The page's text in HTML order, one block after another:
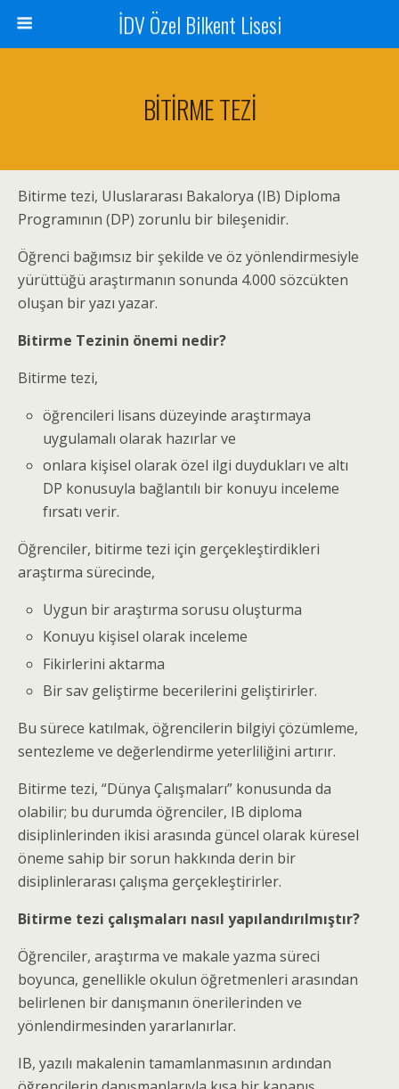
İDV Özel Bilkent Lisesi
BİTİRME TEZİ
Bitirme tezi, Uluslararası Bakalorya (IB) Diploma
Programının (DP) zorunlu bir bileşenidir.
Öğrenci bağımsız bir şekilde ve öz yönlendirmesiyle
yürüttüğü araştırmanın sonunda 4.000 sözcükten
oluşan bir yazı yazar.
Bitirme Tezinin önemi nedir?
Bitirme tezi,
öğrencileri lisans düzeyinde araştırmaya
uygulamalı olarak hazırlar ve
onlara kişisel olarak özel ilgi duydukları ve altı
DP konusuyla bağlantılı bir konuyu inceleme
fırsatı verir.
Öğrenciler, bitirme tezi için gerçekleştirdikleri
araştırma sürecinde,
Uygun bir araştırma sorusu oluşturma
Konuyu kişisel olarak inceleme
Fikirlerini aktarma
Bir sav geliştirme becerilerini geliştirirler.
Bu sürece katılmak, öğrencilerin bilgiyi çözümleme,
sentezleme ve değerlendirme yeterliliğini artırır.
Bitirme tezi, “Dünya Çalışmaları” konusunda da
olabilir; bu durumda öğrenciler, IB diploma
disiplinlerinden ikisi arasında güncel olarak küresel
öneme sahip bir sorun hakkında derin bir
disiplinlerarası çalışma gerçekleştirirler.
Bitirme tezi çalışmaları nasıl yapılandırılmıştır?
Öğrenciler, araştırma ve makale yazma süreci
boyunca, genellikle okulun öğretmenleri arasından
belirlenen bir danışmanın önerilerinden ve
yönlendirmesinden yararlanırlar.
IB, yazılı makalenin tamamlanmasının ardından